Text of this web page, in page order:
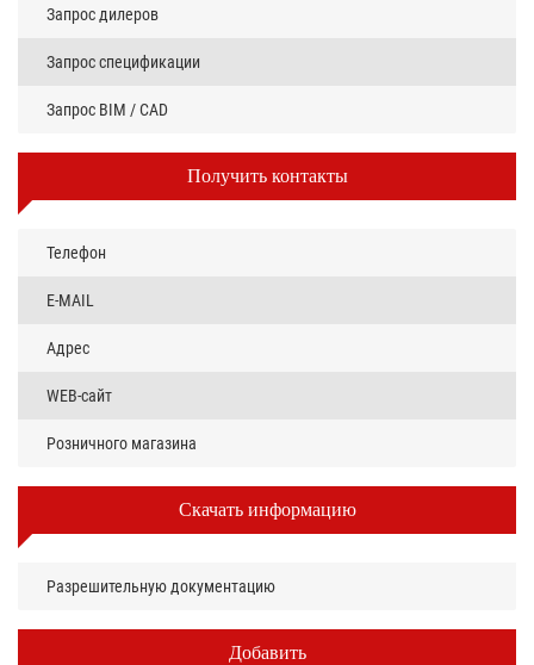
Запрос дилеров
Запрос спецификации
Запрос BIM / CAD
Получить контакты
Телефон
E-MAIL
Адрес
WEB-сайт
Розничного магазина
Скачать информацию
Разрешительную документацию
Добавить